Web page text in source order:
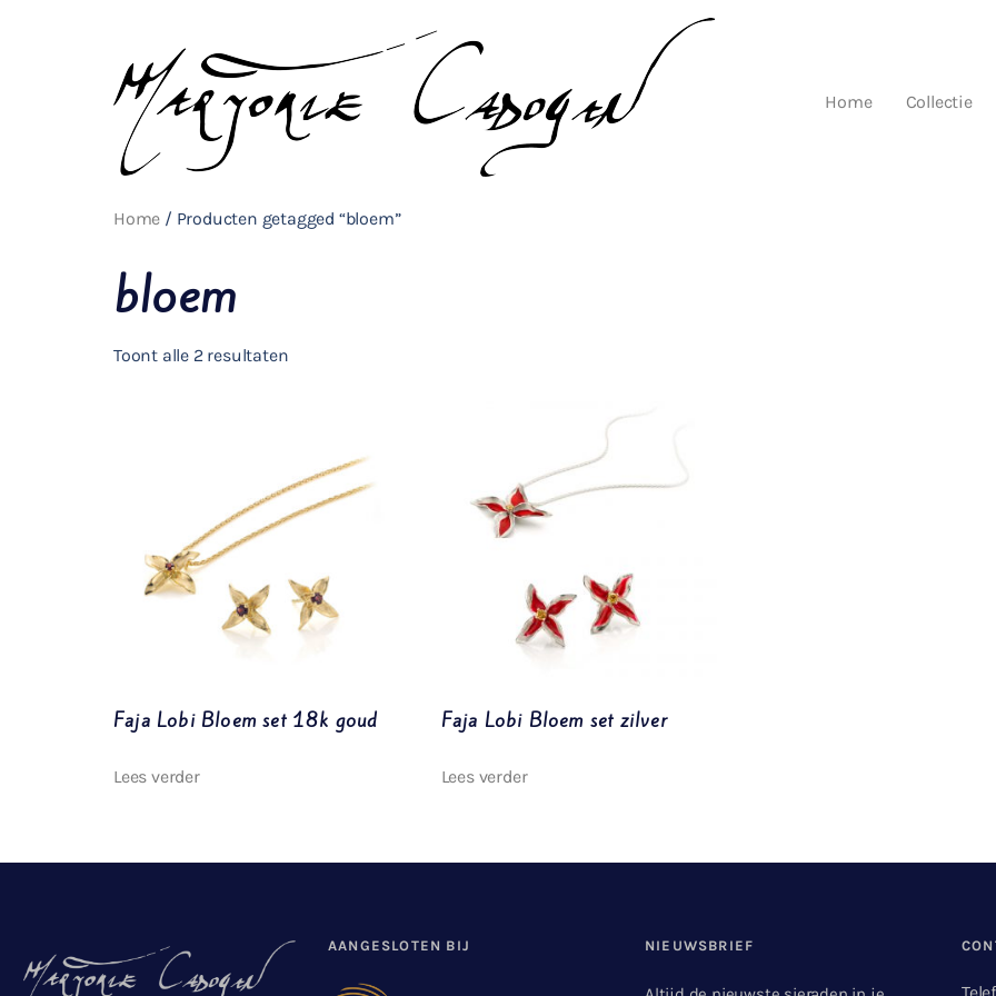
Home Collectie
Home / Producten getagged “bloem”
bloem
Toont alle 2 resultaten
Faja Lobi Bloem set 18k goud
Lees verder
Faja Lobi Bloem set zilver
Lees verder
AANGESLOTEN BIJ NIEUWSBRIEF